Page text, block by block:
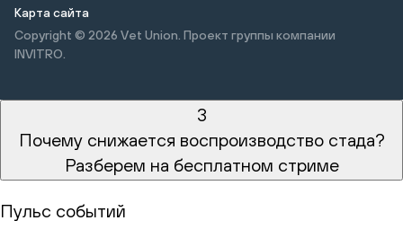
Карта сайта
Copyright © 2026 Vet Union. Проект группы компании
INVITRO.
3
Почему снижается воспроизводство стада?
Разберем на бесплатном стриме
Пульс событий